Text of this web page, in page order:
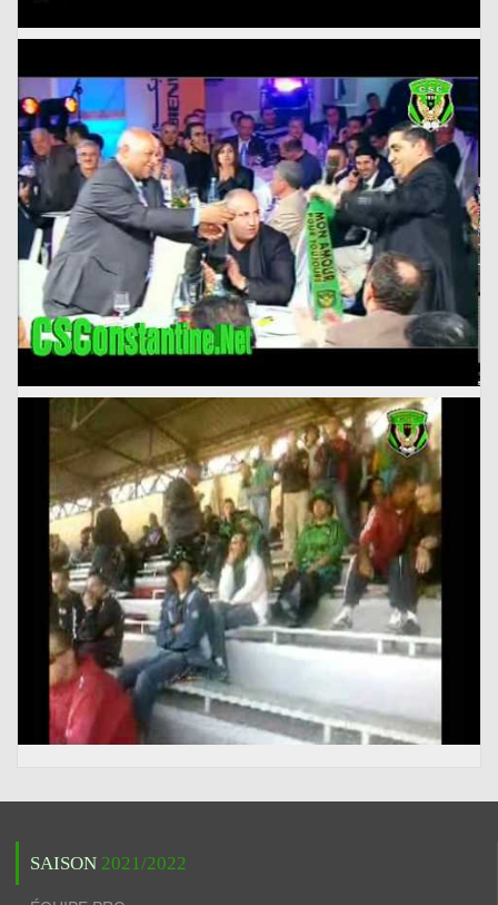
SAISON 2021/2022